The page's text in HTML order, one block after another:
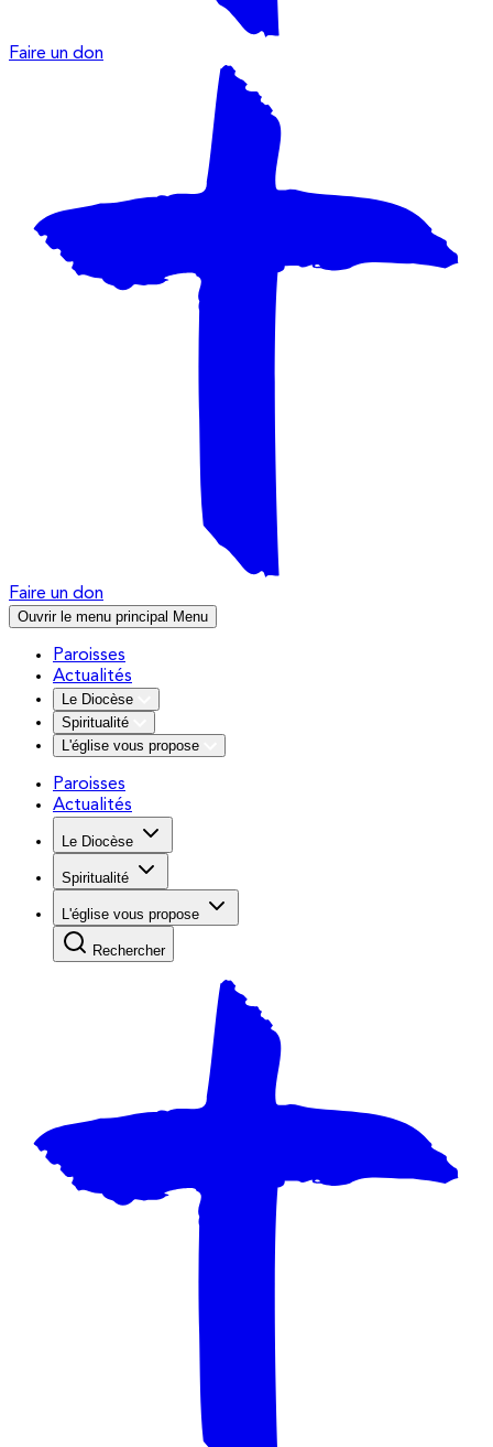
Faire un don
Faire un don
Ouvrir le menu principal Menu
Paroisses
Actualités
Le Diocèse
Spiritualité
L'église vous propose
Paroisses
Actualités
Le Diocèse
Spiritualité
L'église vous propose
Rechercher